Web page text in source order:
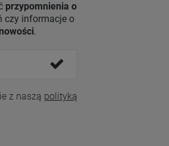
przypomnienia o
czy informacje o
.
z naszą polityką